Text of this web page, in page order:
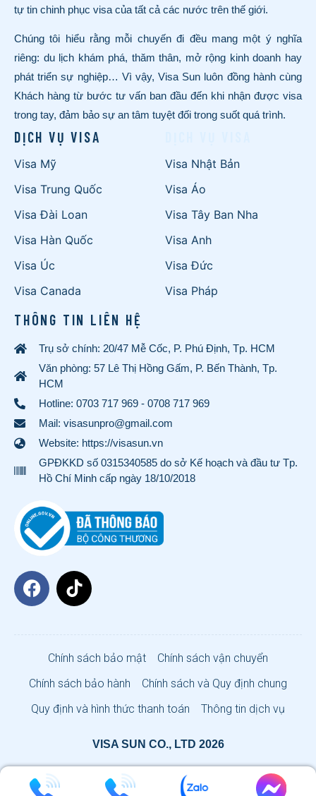
tự tin chinh phục visa của tất cả các nước trên thế giới.
Chúng tôi hiểu rằng mỗi chuyến đi đều mang một ý nghĩa
riêng: du lịch khám phá, thăm thân, mở rộng kinh doanh hay
phát triển sự nghiệp… Vì vậy, Visa Sun luôn đồng hành cùng
Khách hàng từ bước tư vấn ban đầu đến khi nhận được visa
trong tay, đảm bảo sự an tâm tuyệt đối trong suốt quá trình.
DỊCH VỤ VISA
Visa Mỹ
Visa Trung Quốc
Visa Đài Loan
Visa Hàn Quốc
Visa Úc
Visa Canada
Visa Nhật Bản
Visa Áo
Visa Tây Ban Nha
Visa Anh
Visa Đức
Visa Pháp
THÔNG TIN LIÊN HỆ
Trụ sở chính: 20/47 Mễ Cốc, P. Phú Định, Tp. HCM
Văn phòng: 57 Lê Thị Hồng Gấm, P. Bến Thành, Tp.
HCM
Hotline: 0703 717 969 - 0708 717 969
Mail: visasunpro@gmail.com
Website: https://visasun.vn
GPĐKKD số 0315340585 do sở Kế hoạch và đầu tư Tp.
Hồ Chí Minh cấp ngày 18/10/2018
Chính sách bảo mật
Chính sách vận chuyển
Chính sách bảo hành
Chính sách và Quy định chung
Quy định và hình thức thanh toán
Thông tin dịch vụ
VISA SUN CO., LTD 2026